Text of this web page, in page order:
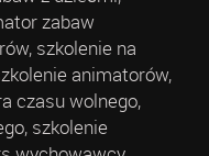
zabaw
szkolenie na
animatorów,
czasu wolnego,
szkolenie